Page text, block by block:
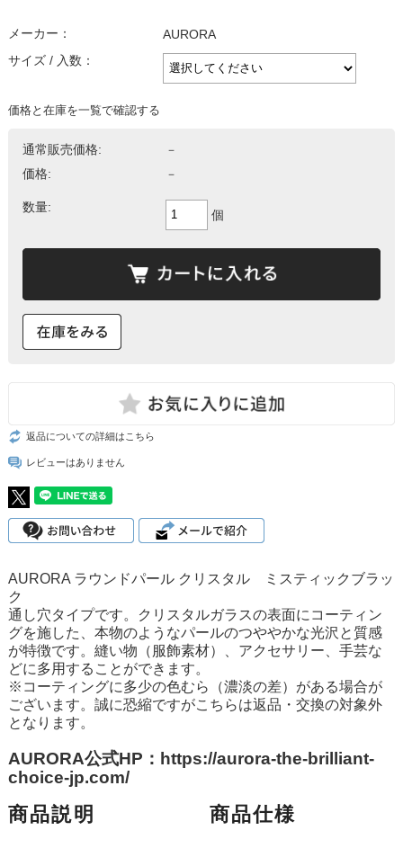
メーカー：
AURORA
サイズ / 入数：
価格と在庫を一覧で確認する
通常販売価格:
－
価格:
－
数量:
個
返品についての詳細はこちら
レビューはありません
AURORA ラウンドパール クリスタル ミスティックブラッ
ク
通し穴タイプです。クリスタルガラスの表面にコーティン
グを施した、本物のようなパールのつややかな光沢と質感
が特徴です。縫い物（服飾素材）、アクセサリー、手芸な
どに多用することができます。
※コーティングに多少の色むら（濃淡の差）がある場合が
ございます。誠に恐縮ですがこちらは返品・交換の対象外
となります。
AURORA公式HP：https://aurora-the-brilliant-
choice-jp.com/
商品説明 商品仕様